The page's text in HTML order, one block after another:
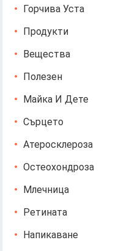
Горчива Уста
Продукти
Вещества
Полезен
Майка И Дете
Сърцето
Атеросклероза
Остеохондроза
Млечница
Ретината
Напикаване